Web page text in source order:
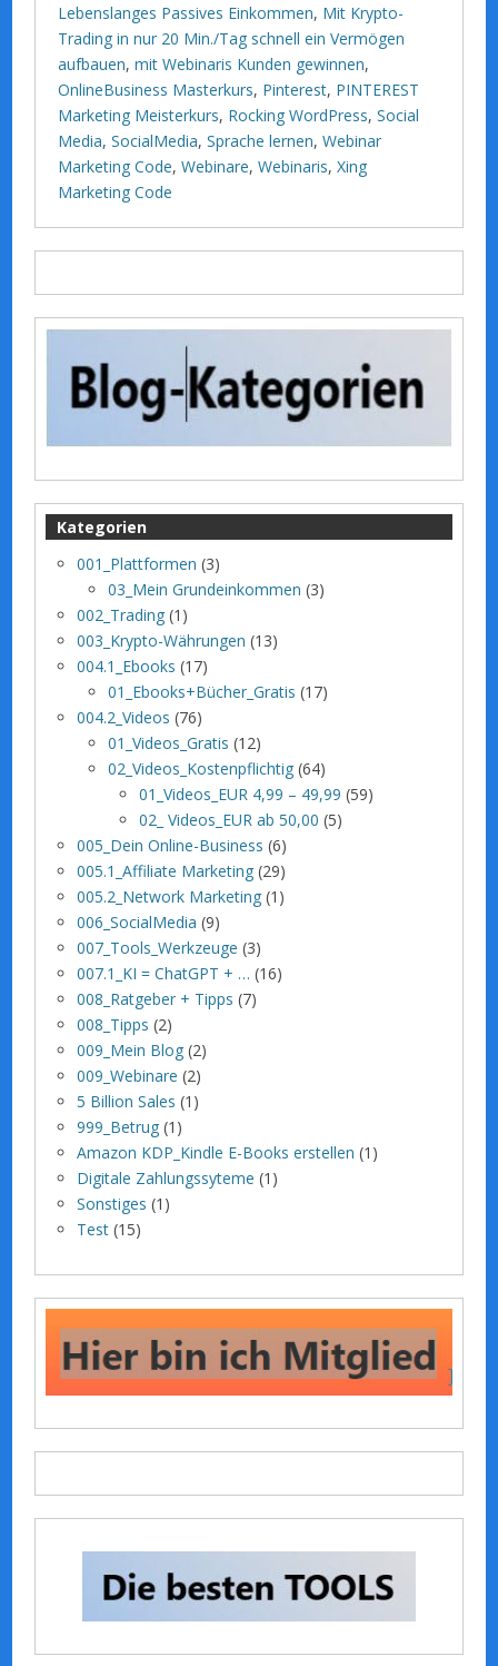
Lebenslanges Passives Einkommen, Mit Krypto-
Trading in nur 20 Min./Tag schnell ein Vermögen
aufbauen,mit Webinaris Kunden gewinnen,
OnlineBusiness Masterkurs, Pinterest, PINTEREST
Marketing Meisterkurs, Rocking WordPress,Social
Media,SocialMedia,Sprache lernen,Webinar
Marketing Code,Webinare,Webinaris,Xing
Marketing Code
Kategorien
001_Plattformen (3)
03_Mein Grundeinkommen (3)
002_Trading (1)
003_Krypto-Währungen (13)
004.1_Ebooks (17)
01_Ebooks+Bücher_Gratis (17)
004.2_Videos (76)
01_Videos_Gratis (12)
02_Videos_Kostenpflichtig (64)
01_Videos_EUR 4,99 – 49,99 (59)
02_ Videos_EUR ab 50,00 (5)
005_Dein Online-Business (6)
005.1_Affiliate Marketing (29)
005.2_Network Marketing (1)
006_SocialMedia (9)
007_Tools_Werkzeuge (3)
007.1_KI = ChatGPT + … (16)
008_Ratgeber + Tipps (7)
008_Tipps (2)
009_Mein Blog (2)
009_Webinare (2)
5 Billion Sales (1)
999_Betrug (1)
Amazon KDP_Kindle E-Books erstellen (1)
Digitale Zahlungssyteme (1)
Sonstiges (1)
Test (15)